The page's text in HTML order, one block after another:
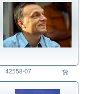
42558-07